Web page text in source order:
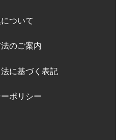
ついて
のご案内
に基づく表記
ポリシー